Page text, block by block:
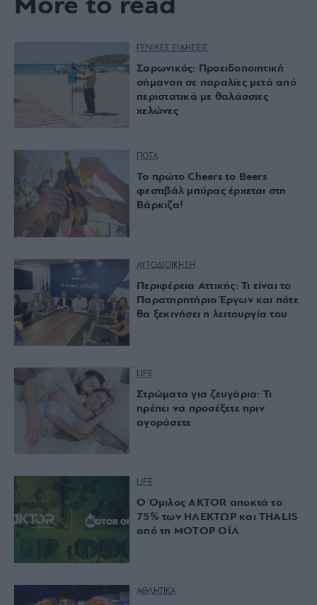
More to read
ΓΕΝΙΚΕΣ ΕΙΔΗΣΕΙΣ
Σαρωνικός: Προειδοποιητική
σήμανση σε παραλίες μετά από
περιστατικά με θαλάσσιες
χελώνες
ΠΟΤΑ
Το πρώτο Cheers to Beers
φεστιβάλ μπύρας έρχεται στη
Βάρκιζα!
ΑΥΤΟΔΙΟΙΚΗΣΗ
Περιφέρεια Αττικής: Τι είναι το
Παρατηρητήριο Έργων και πότε
θα ξεκινήσει η λειτουργία του
LIFE
Στρώματα για ζευγάρια: Τι
πρέπει να προσέξετε πριν
αγοράσετε
LIFE
Ο Όμιλος AKTOR αποκτά το
75% των ΗΛΕΚΤΩΡ και THALIS
από τη ΜΟΤΟΡ ΟΪΛ
ΑΘΛΗΤΙΚΑ